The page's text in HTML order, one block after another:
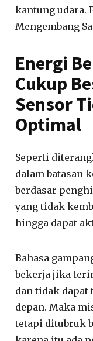
kantung udara.
Mengembang
Energi
Cukup
Sensor
Optimal
Seperti
dalam batasan
berdasar
yang tidak
hingga dapat
Bahasa
bekerja jika
dan tidak dapat
depan. Maka
tetapi ditubruk